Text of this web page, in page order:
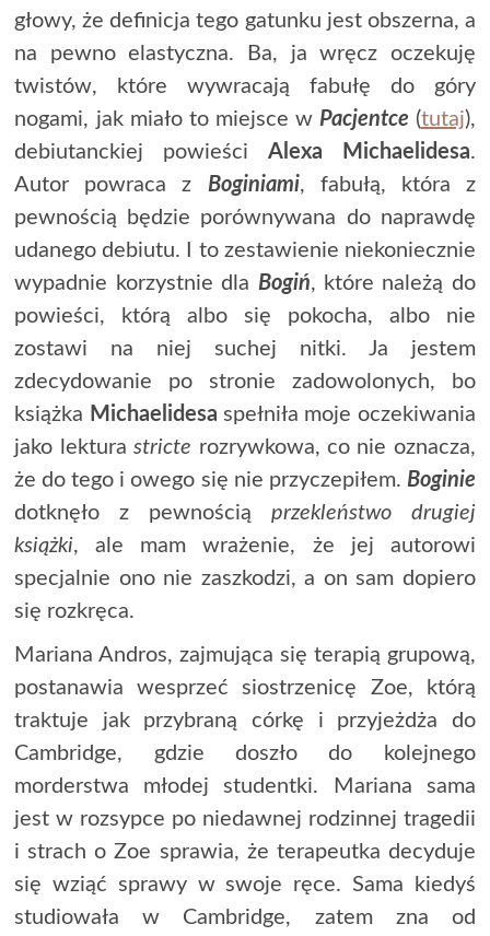
głowy, że definicja tego gatunku jest obszerna, a
na pewno elastyczna. Ba, ja wręcz oczekuję
twistów, które wywracają fabułę do góry
nogami, jak miało to miejsce w Pacjentce (tutaj),
debiutanckiej powieści Alexa Michaelidesa.
Autor powraca z Boginiami, fabułą, która z
pewnością będzie porównywana do naprawdę
udanego debiutu. I to zestawienie niekoniecznie
wypadnie korzystnie dla Bogiń, które należą do
powieści, którą albo się pokocha, albo nie
zostawi na niej suchej nitki. Ja jestem
zdecydowanie po stronie zadowolonych, bo
książka Michaelidesa spełniła moje oczekiwania
jako lektura stricte rozrywkowa, co nie oznacza,
że do tego i owego się nie przyczepiłem. Boginie
dotknęło z pewnością przekleństwo drugiej
książki, ale mam wrażenie, że jej autorowi
specjalnie ono nie zaszkodzi, a on sam dopiero
się rozkręca.
Mariana Andros, zajmująca się terapią grupową,
postanawia wesprzeć siostrzenicę Zoe, którą
traktuje jak przybraną córkę i przyjeżdża do
Cambridge, gdzie doszło do kolejnego
morderstwa młodej studentki. Mariana sama
jest w rozsypce po niedawnej rodzinnej tragedii
i strach o Zoe sprawia, że terapeutka decyduje
się wziąć sprawy w swoje ręce. Sama kiedyś
studiowała w Cambridge, zatem zna od